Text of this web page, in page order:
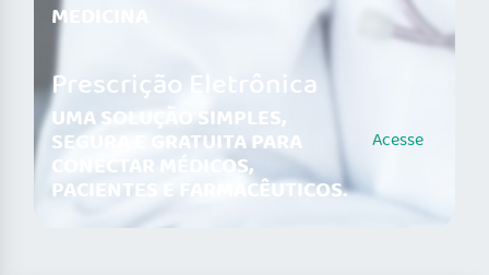
MEDICINA
Prescrição Eletrônica
UMA SOLUÇÃO SIMPLES,
SEGURA E GRATUITA PARA
CONECTAR MÉDICOS,
PACIENTES E FARMACÊUTICOS.
Acesse